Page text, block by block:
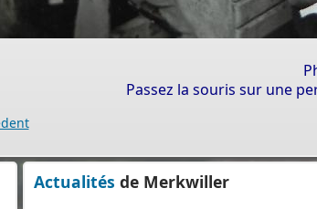
Passez la souris sur une
Actualités de Merkwiller